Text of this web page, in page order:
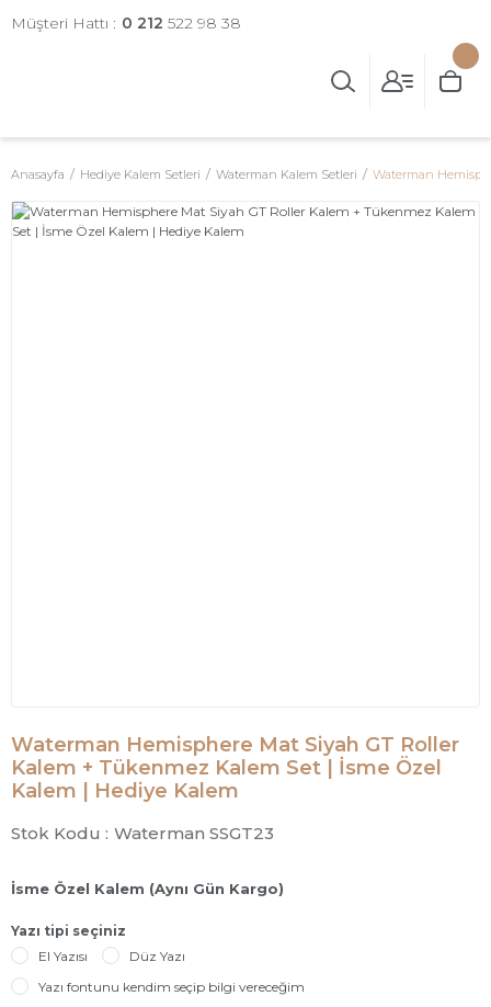
Müşteri Hattı : 0 212 522 98 38
Anasayfa Hediye Kalem Setleri Waterman Kalem Setleri Waterman
Waterman Hemisphere Mat Siyah GT Roller
Kalem + Tükenmez Kalem Set | İsme Özel
Kalem | Hediye Kalem
Stok Kodu : Waterman SSGT23
İsme Özel Kalem (Aynı Gün Kargo)
Yazı tipi seçiniz
El Yazısı
Düz Yazı
Yazı fontunu kendim seçip bilgi vereceğim